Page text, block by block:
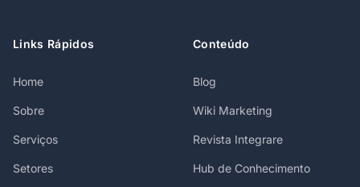
Links Rápidos
Home
Sobre
Serviços
Setores
Conteúdo
Blog
Wiki Marketing
Revista Integrare
Hub de Conhecimento